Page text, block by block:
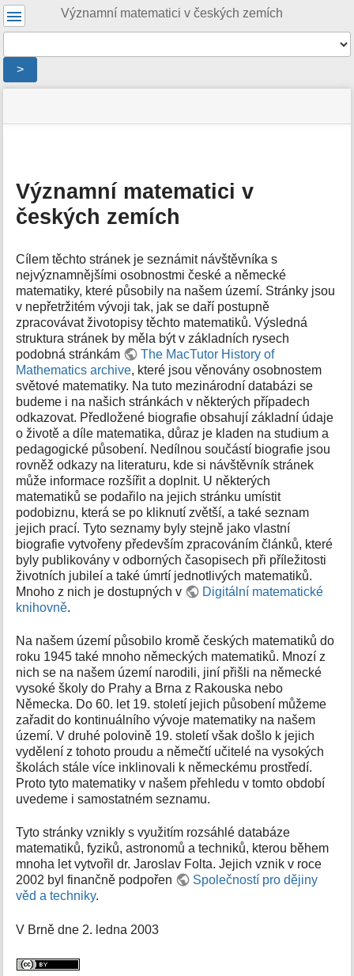
Významní matematici v českých zemích
Nástroje
>
Uživatelské
nástroje
stránky
pro
e
t
a
d
t
a
s
t
r
á
n
k
y
Významní matematici v
českých zemích
Cílem těchto stránek je seznámit návštěvníka s
nejvýznamnějšími osobnostmi české a německé
matematiky, které působily na našem území. Stránky jsou
v nepřetržitém vývoji tak, jak se daří postupně
zpracovávat životopisy těchto matematiků. Výsledná
struktura stránek by měla být v základních rysech
podobná stránkám
The MacTutor History of
Mathematics archive, které jsou věnovány osobnostem
světové matematiky. Na tuto mezinárodní databázi se
budeme i na našich stránkách v některých případech
odkazovat. Předložené biografie obsahují základní údaje
o životě a díle matematika, důraz je kladen na studium a
pedagogické působení. Nedílnou součástí biografie jsou
rovněž odkazy na literaturu, kde si návštěvník stránek
může informace rozšířit a doplnit. U některých
matematiků se podařilo na jejich stránku umístit
podobiznu, která se po kliknutí zvětší, a také seznam
jejich prací. Tyto seznamy byly stejně jako vlastní
biografie vytvořeny především zpracováním článků, které
byly publikovány v odborných časopisech při příležitosti
životních jubileí a také úmrtí jednotlivých matematiků.
Mnoho z nich je dostupných v
Digitální matematické
knihovně.
Na našem území působilo kromě českých matematiků do
roku 1945 také mnoho německých matematiků. Mnozí z
nich se na našem území narodili, jiní přišli na německé
vysoké školy do Prahy a Brna z Rakouska nebo
Německa. Do 60. let 19. století jejich působení můžeme
zařadit do kontinuálního vývoje matematiky na našem
území. V druhé polovině 19. století však došlo k jejich
vydělení z tohoto proudu a němečtí učitelé na vysokých
školách stále více inklinovali k německému prostředí.
Proto tyto matematiky v našem přehledu v tomto období
uvedeme i samostatném seznamu.
Tyto stránky vznikly s využitím rozsáhlé databáze
matematiků, fyziků, astronomů a techniků, kterou během
mnoha let vytvořil dr. Jaroslav Folta. Jejich vznik v roce
2002 byl finančně podpořen
Společností pro dějiny
věd a techniky.
V Brně dne 2. ledna 2003